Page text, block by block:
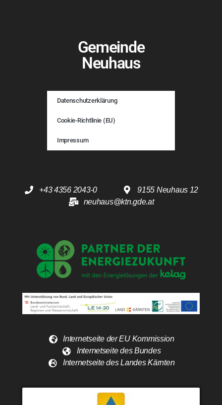
Gemeinde
Neuhaus
Datenschutzerklärung
Cookie-Richtlinie (EU)
Impressum
+43 4356 2043-0
9155 Neuhaus 12
neuhaus@ktn.gde.at
Internetseite der EU Kommission
Internetseite des Bundes
Internetseite des Landes Kärnten